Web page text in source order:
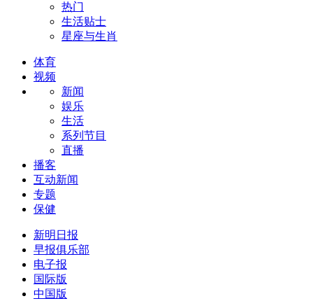
热门
生活贴士
星座与生肖
体育
视频
新闻
娱乐
生活
系列节目
直播
播客
互动新闻
专题
保健
新明日报
早报俱乐部
电子报
国际版
中国版